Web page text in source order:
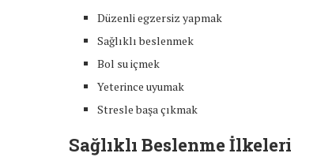
Düzenli egzersiz yapmak
Sağlıklı beslenmek
Bol su içmek
Yeterince uyumak
Stresle başa çıkmak
Sağlıklı Beslenme İlkeleri